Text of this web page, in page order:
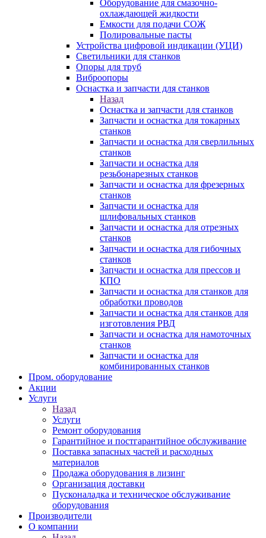
Оборудование для смазочно-
охлаждающей жидкости
Емкости для подачи СОЖ
Полировальные пасты
Устройства цифровой индикации (УЦИ)
Светильники для станков
Опоры для труб
Виброопоры
Оснастка и запчасти для станков
Назад
Оснастка и запчасти для станков
Запчасти и оснастка для токарных
станков
Запчасти и оснастка для сверлильных
станков
Запчасти и оснастка для
резьбонарезных станков
Запчасти и оснастка для фрезерных
станков
Запчасти и оснастка для
шлифовальных станков
Запчасти и оснастка для отрезных
станков
Запчасти и оснастка для гибочных
станков
Запчасти и оснастка для прессов и
КПО
Запчасти и оснастка для станков для
обработки проводов
Запчасти и оснастка для станков для
изготовления РВД
Запчасти и оснастка для намоточных
станков
Запчасти и оснастка для
комбинированных станков
Пром. оборудование
Акции
Услуги
Назад
Услуги
Ремонт оборудования
Гарантийное и постгарантийное обслуживание
Поставка запасных частей и расходных
материалов
Продажа оборудования в лизинг
Организация доставки
Пусконаладка и техническое обслуживание
оборудования
Производители
О компании